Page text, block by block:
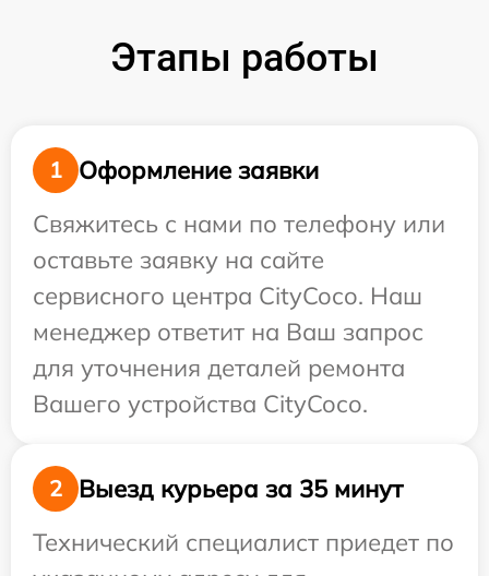
Этапы работы
1
Оформление заявки
Свяжитесь с нами по телефону или
оставьте заявку на сайте
сервисного центра CityCoco. Наш
менеджер ответит на Ваш запрос
для уточнения деталей ремонта
Вашего устройства CityCoco.
2
Выезд курьера за 35 минут
Технический специалист приедет по